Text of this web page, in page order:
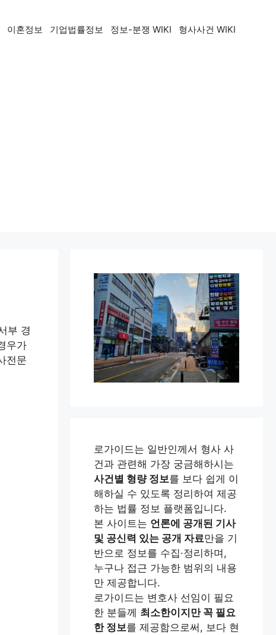
이혼정보 기업법률정보 정보-분쟁 WIKI 형사사건 WIKI
부 경
우가
전문
로가이드는 일반인께서 형사 사
건과 관련해 가장 궁금해하시는
사건별 형량 정보를 보다 쉽게 이
해하실 수 있도록 정리하여 제공
하는 법률 정보 플랫폼입니다.
본 사이트는 언론에 공개된 기사
및 공신력 있는 공개 자료만을 기
반으로 정보를 수집·정리하며,
누구나 접근 가능한 범위의 내용
만 제공합니다.
로가이드는 변호사 선임이 필요
한 분들께 최소한이지만 꼭 필요
한 정보를 제공함으로써, 보다 현